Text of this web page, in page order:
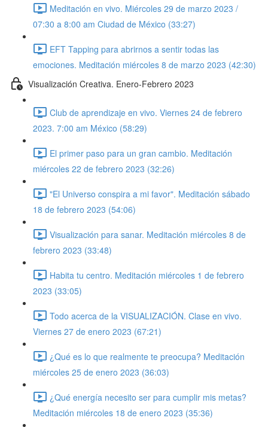
Meditación en vivo. Miércoles 29 de marzo 2023 /
07:30 a 8:00 am Ciudad de México (33:27)
EFT Tapping para abrirnos a sentir todas las
emociones. Meditación miércoles 8 de marzo 2023 (42:30)
Visualización Creativa. Enero-Febrero 2023
Club de aprendizaje en vivo. Viernes 24 de febrero
2023. 7:00 am México (58:29)
El primer paso para un gran cambio. Meditación
miércoles 22 de febrero 2023 (32:26)
"El Universo conspira a mi favor". Meditación sábado
18 de febrero 2023 (54:06)
Visualización para sanar. Meditación miércoles 8 de
febrero 2023 (33:48)
Habita tu centro. Meditación miércoles 1 de febrero
2023 (33:05)
Todo acerca de la VISUALIZACIÓN. Clase en vivo.
Viernes 27 de enero 2023 (67:21)
¿Qué es lo que realmente te preocupa? Meditación
miércoles 25 de enero 2023 (36:03)
¿Qué energía necesito ser para cumplir mis metas?
Meditación miércoles 18 de enero 2023 (35:36)